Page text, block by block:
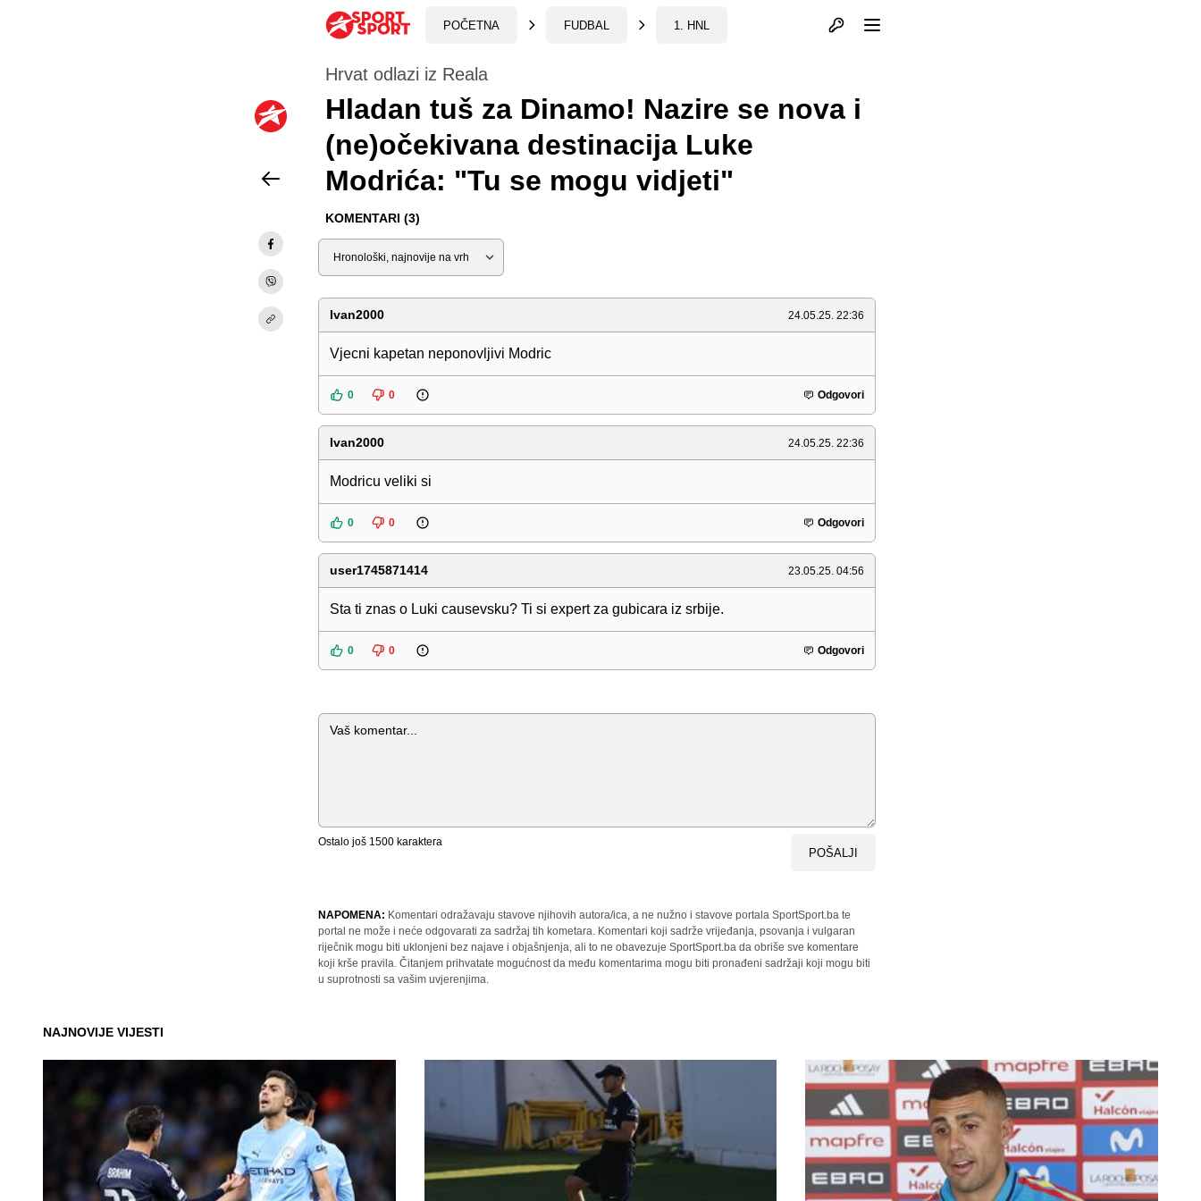
POČETNA FUDBAL 1. HNL Otvori profil
Hrvat odlazi iz Reala
Hladan tuš za Dinamo! Nazire se nova i
(ne)očekivana destinacija Luke
Modrića: "Tu se mogu vidjeti"
KOMENTARI (3)
Sortiraj
Ivan2000 24.05.25. 22:36
Vjecni kapetan neponovljivi Modric
0 0 Odgovori
Ivan2000 24.05.25. 22:36
Modricu veliki si
0 0 Odgovori
user1745871414 23.05.25. 04:56
Sta ti znas o Luki causevsku? Ti si expert za gubicara iz srbije.
0 0 Odgovori
Komentar
Ostalo još 1500 karaktera
POŠALJI
NAPOMENA: Komentari odražavaju stavove njihovih autora/ica, a ne nužno i stavove portala SportSport.ba te
portal ne može i neće odgovarati za sadržaj tih kometara. Komentari koji sadrže vrijeđanja, psovanja i vulgaran
riječnik mogu biti uklonjeni bez najave i objašnjenja, ali to ne obavezuje SportSport.ba da obriše sve komentare
koji krše pravila. Čitanjem prihvatate mogućnost da među komentarima mogu biti pronađeni sadržaji koji mogu biti
u suprotnosti sa vašim uvjerenjima.
NAJNOVIJE VIJESTI